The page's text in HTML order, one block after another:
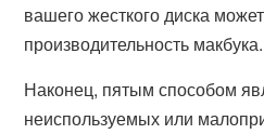
вашего жесткого диска
производительность макбука.
Наконец, пятым способом
неиспользуемых или